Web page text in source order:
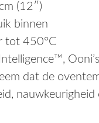
(12″)
binnen
tot 450°C
dat de